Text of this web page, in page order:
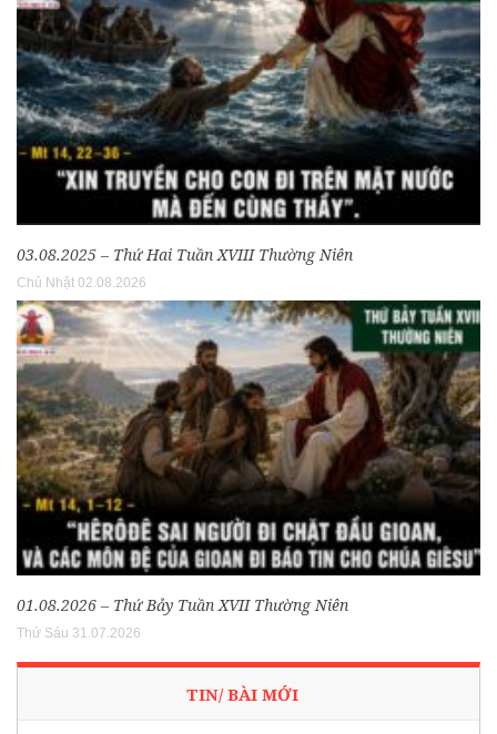
03.08.2025 – Thứ Hai Tuần XVIII Thường Niên
Chủ Nhật 02.08.2026
01.08.2026 – Thứ Bảy Tuần XVII Thường Niên
Thứ Sáu 31.07.2026
TIN/ BÀI MỚI